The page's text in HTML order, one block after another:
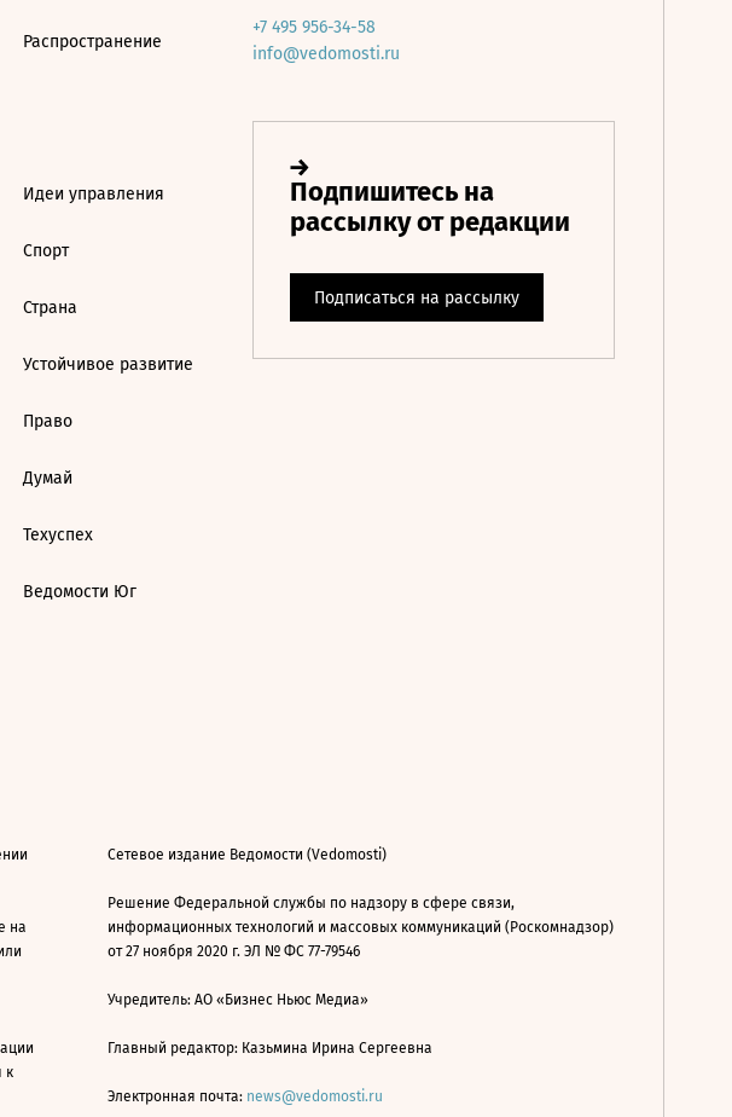
Распространение
Идеи управления
Спорт
Страна
Устойчивое развитие
Право
Думай
Техуспех
Ведомости Юг
+7 495 956-34-58
info@vedomosti.ru
на
к
Сетевое издание Ведомости (Vedomosti)
Решение Федеральной службы по надзору в сфере связи,
информационных технологий и массовых коммуникаций (Роскомнадзор)
от 27 ноября 2020 г. ЭЛ № ФС 77-79546
Учредитель: АО «Бизнес Ньюс Медиа»
Главный редактор: Казьмина Ирина Сергеевна
Электронная почта: news@vedomosti.ru